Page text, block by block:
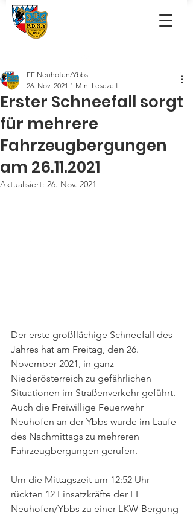
Erster Schneefall sorgt
für mehrere
Fahrzeugbergungen
am 26.11.2021
FF Neuhofen/Ybbs
26. Nov. 2021 1 Min. Lesezeit
Aktualisiert: 26. Nov. 2021
Der erste großflächige Schneefall des
Jahres hat am Freitag, den 26.
November 2021, in ganz
Niederösterreich zu gefährlichen
Situationen im Straßenverkehr geführt.
Auch die Freiwillige Feuerwehr
Neuhofen an der Ybbs wurde im Laufe
des Nachmittags zu mehreren
Fahrzeugbergungen gerufen.
Um die Mittagszeit um 12:52 Uhr
rückten 12 Einsatzkräfte der FF
Neuhofen/Ybbs zu einer LKW-Bergung